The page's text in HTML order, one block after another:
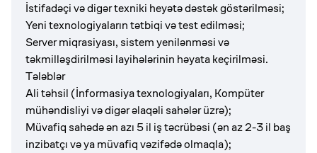
İstifadəçi və digər texniki heyətə dəstək göstərilməsi;
Yeni texnologiyaların tətbiqi və test edilməsi;
Server miqrasiyası, sistem yenilənməsi və
təkmilləşdirilməsi layihələrinin həyata keçirilməsi.
Tələblər
Ali təhsil (İnformasiya texnologiyaları, Kompüter
mühəndisliyi və digər əlaqəli sahələr üzrə);
Müvafiq sahədə ən azı 5 il iş təcrübəsi (ən az 2-3 il baş
inzibatçı və ya müvafiq vəzifədə olmaqla);